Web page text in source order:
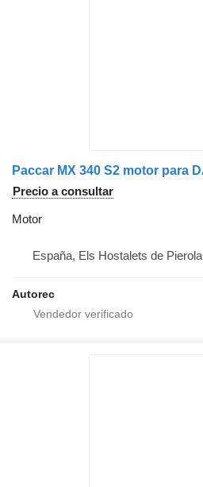
Precio a consultar
Motor
España, Els Hostalets de Pierola
Autorec